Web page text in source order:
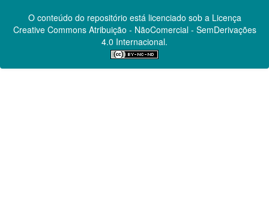
O conteúdo do repositório está licenciado sob a Licença
Creative CommonsAtribuição - NãoComercial - SemDerivações
4.0 Internacional.